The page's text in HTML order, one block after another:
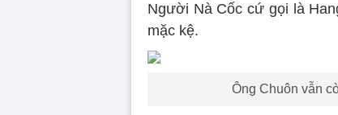
Người Nà Cốc cứ gọi là
mặc kệ.
Ông Chuôn vẫn